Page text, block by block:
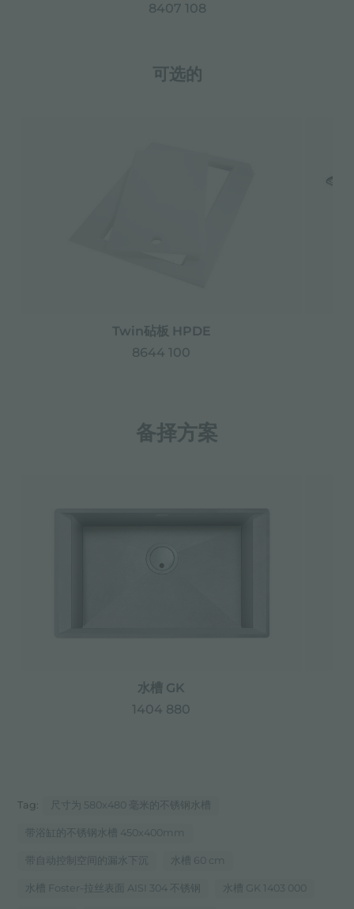
8407 108
可选的
Twin砧板 HPDE
8644 100
备择方案
水槽 GK
1404 880
Tag: 尺寸为 580x480 毫米的不锈钢水槽
带浴缸的不锈钢水槽 450x400mm
带自动控制空间的漏水下沉 水槽 60 cm
水槽 Foster-拉丝表面 AISI 304 不锈钢 水槽 GK 1403 000